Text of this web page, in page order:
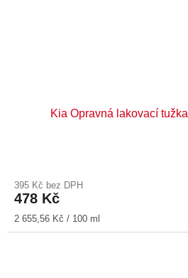
Kia Opravná lakovací
395 Kč bez DPH
478 Kč
Měrná
cena:
2 655,56 Kč / 100 ml